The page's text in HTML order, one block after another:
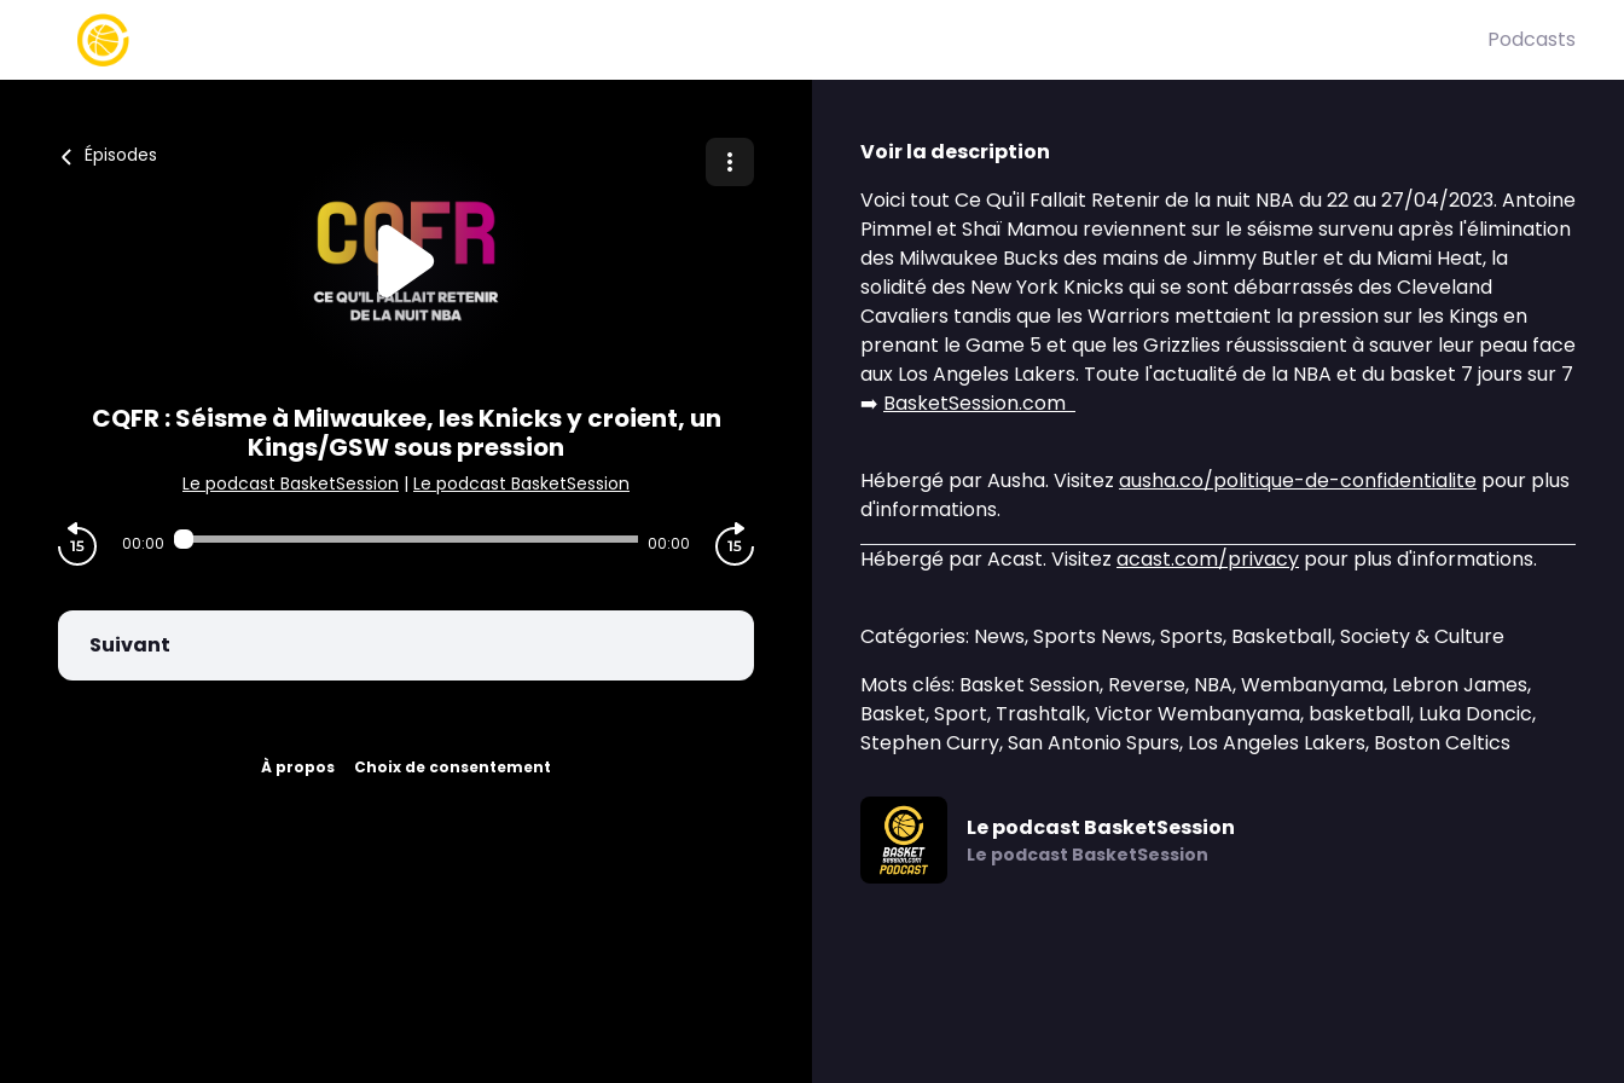
Podcasts
Épisodes
CQFR : Séisme à Milwaukee, les Knicks y croient, un
Kings/GSW sous pression
Le podcast BasketSession | Le podcast BasketSession
00:00 00:00
Suivant
À propos Choix de consentement
Voir la description
Voici tout Ce Qu'il Fallait Retenir de la nuit NBA du 22 au 27/04/2023. Antoine
Pimmel et Shaï Mamou reviennent sur le séisme survenu après l'élimination
des Milwaukee Bucks des mains de Jimmy Butler et du Miami Heat, la
solidité des New York Knicks qui se sont débarrassés des Cleveland
Cavaliers tandis que les Warriors mettaient la pression sur les Kings en
prenant le Game 5 et que les Grizzlies réussissaient à sauver leur peau face
aux Los Angeles Lakers. Toute l'actualité de la NBA et du basket 7 jours sur 7
➡️ BasketSession.com
Hébergé par Ausha. Visitez ausha.co/politique-de-confidentialite pour plus
d'informations.
Hébergé par Acast. Visitez acast.com/privacy pour plus d'informations.
Catégories: News, Sports News, Sports, Basketball, Society & Culture
Mots clés: Basket Session, Reverse, NBA, Wembanyama, Lebron James,
Basket, Sport, Trashtalk, Victor Wembanyama, basketball, Luka Doncic,
Stephen Curry, San Antonio Spurs, Los Angeles Lakers, Boston Celtics
Le podcast BasketSession
Le podcast BasketSession